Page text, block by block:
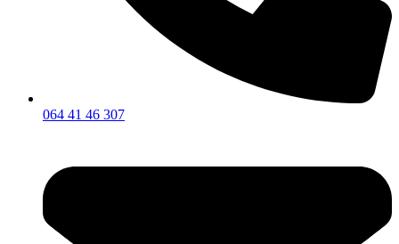
064 41 46 307